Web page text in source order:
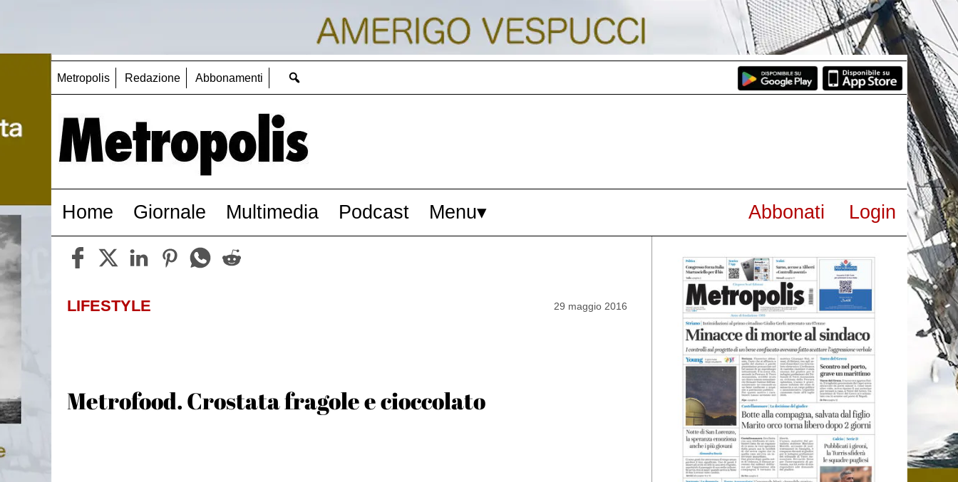
Metropolis Redazione Abbonamenti
Home Giornale Multimedia Podcast Menu Abbonati Login
LIFESTYLE 29 maggio 2016
Metrofood. Crostata fragole e cioccolato